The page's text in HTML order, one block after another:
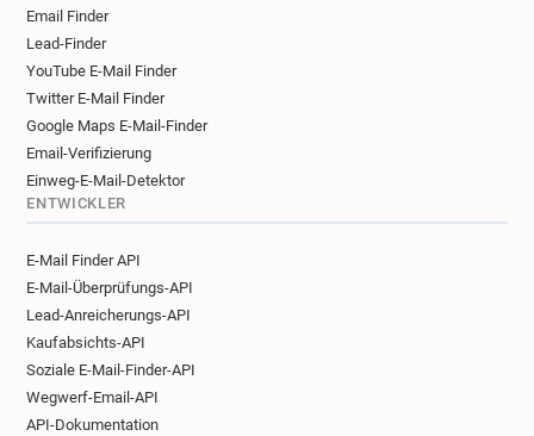
Email Finder
Lead-Finder
YouTube E-Mail Finder
Twitter E-Mail Finder
Google Maps E-Mail-Finder
Email-Verifizierung
Einweg-E-Mail-Detektor
ENTWICKLER
E-Mail Finder API
E-Mail-Überprüfungs-API
Lead-Anreicherungs-API
Kaufabsichts-API
Soziale E-Mail-Finder-API
Wegwerf-Email-API
API-Dokumentation